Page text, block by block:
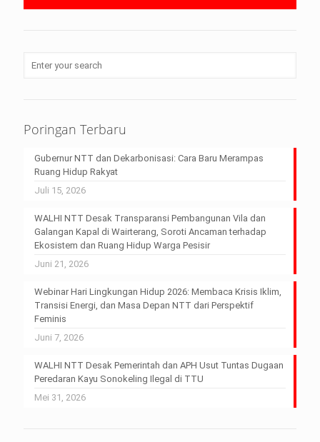
Poringan Terbaru
Gubernur NTT dan Dekarbonisasi: Cara Baru Merampas
Ruang Hidup Rakyat
Juli 15, 2026
WALHI NTT Desak Transparansi Pembangunan Vila dan
Galangan Kapal di Wairterang, Soroti Ancaman terhadap
Ekosistem dan Ruang Hidup Warga Pesisir
Juni 21, 2026
Webinar Hari Lingkungan Hidup 2026: Membaca Krisis Iklim,
Transisi Energi, dan Masa Depan NTT dari Perspektif
Feminis
Juni 7, 2026
WALHI NTT Desak Pemerintah dan APH Usut Tuntas Dugaan
Peredaran Kayu Sonokeling Ilegal di TTU
Mei 31, 2026